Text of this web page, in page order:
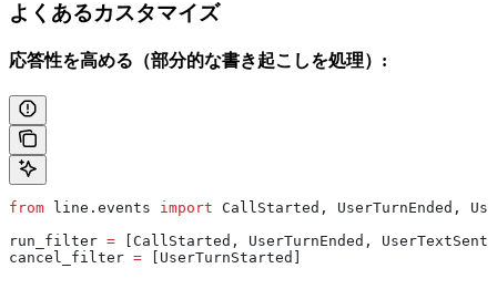
よくあるカスタマイズ
応答性を高める（部分的な書き起こしを処理）:
from line.events import CallStarted, UserTurnEnded,
run_filter = [CallStarted, UserTurnEnded,
cancel_filter = [UserTurnStarted]